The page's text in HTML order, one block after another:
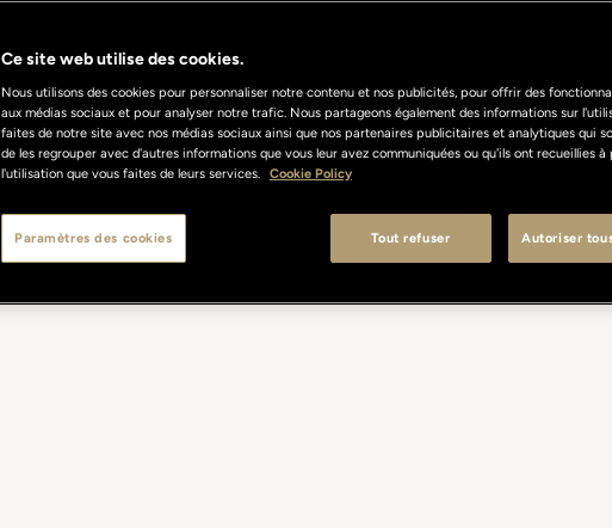
Ce site web utilise des cookies.
Nous utilisons des cookies pour personnaliser notre contenu et nos publicités, pour offrir des
aux médias sociaux et pour analyser notre trafic. Nous partageons également des informations sur
faites de notre site avec nos médias sociaux ainsi que nos partenaires publicitaires et analytiques qui
de les regrouper avec d'autres informations que vous leur avez communiquées ou qu'ils ont recueillies
l'utilisation que vous faites de leurs services. Cookie Policy
Tout refuser Autoriser
Paramètres des cookies